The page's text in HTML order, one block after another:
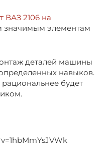
ВАЗ 2106 на
значимым элементам
деталей машины
навыков.
будет